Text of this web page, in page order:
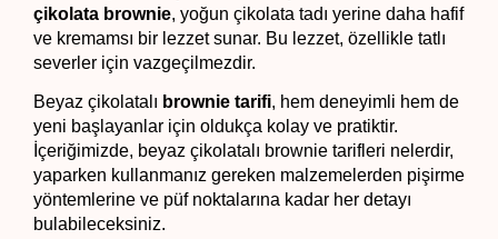
çikolata brownie, yoğun çikolata tadı yerine daha hafif
ve kremamsı bir lezzet sunar. Bu lezzet, özellikle tatlı
severler için vazgeçilmezdir.
Beyaz çikolatalı brownie tarifi, hem deneyimli hem de
yeni başlayanlar için oldukça kolay ve pratiktir.
İçeriğimizde, beyaz çikolatalı brownie tarifleri nelerdir,
yaparken kullanmanız gereken malzemelerden pişirme
yöntemlerine ve püf noktalarına kadar her detayı
bulabileceksiniz.